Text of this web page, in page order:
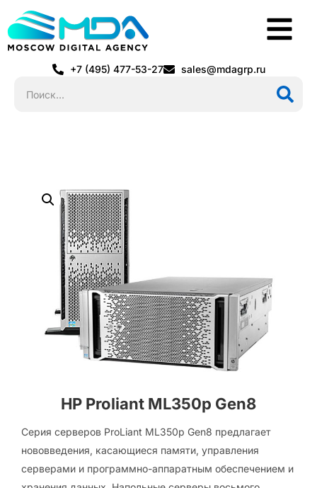
+7 (495) 477-53-27 sales@mdagrp.ru
HP Proliant ML350p Gen8
Серия серверов ProLiant ML350p Gen8 предлагает
нововведения, касающиеся памяти, управления
серверами и программно-аппаратным обеспечением и